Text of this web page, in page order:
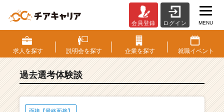
S・
選
考
験
会員登録 ログイン MENU
求人を探す 説明会を探す 企業を探す 就職イベント
過去選考体験談
面接【最終面接】